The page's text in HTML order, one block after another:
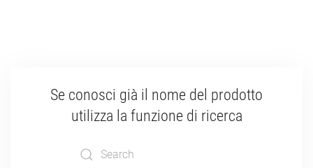
Se conosci già il nome del prodotto
utilizza la funzione di ricerca